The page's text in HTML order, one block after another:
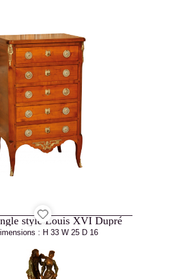
style Louis XVI Dupré
: H 33 W 25 D 16